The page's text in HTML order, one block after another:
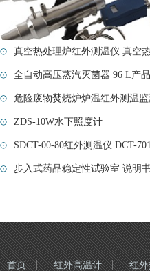
真空热处理炉红外测温仪 真空
全自动高压蒸汽灭菌器 96 L产
危险废物焚烧炉炉温红外测温
ZDS-10W水下照度计
SDCT-00-80红外测温仪 DCT-
步入式药品稳定性试验室​ 说明书
首页 红外高温计 红